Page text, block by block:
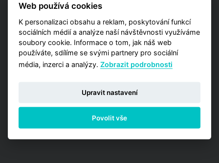
Potřebujete pro svá rozhodnutí pokročilejší
informace a poptáváte kromě globálních čísel
také detailnější data zaměřená na užší výběr
pražských lokalit? Vyzkoušejte naší aplikaci
Analýzy trhu, kde máte příležitost zakoupit
jednu z detailních analýz vypracovaných pro
jednotlivé městské obvody.
Web používá cookies
K personalizaci obsahu a reklam, poskytování funkcí
sociálních médií a analýze naší návštěvnosti využíváme
soubory cookie. Informace o tom, jak náš web
používáte, sdílíme se svými partnery pro sociální
média, inzerci a analýzy.Zobrazit podrobnosti
Upravit nastavení
Povolit vše